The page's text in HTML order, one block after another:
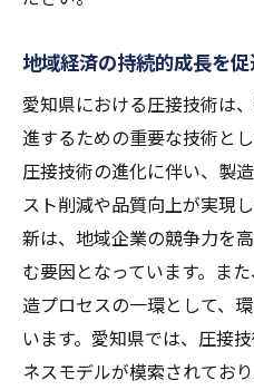
地域経済の持続的成長を
愛知県における圧接技術は
進するための重要な技術と
圧接技術の進化に伴い、製
スト削減や品質向上が実現
新は、地域企業の競争力を
む要因となっています。ま
造プロセスの一環として、
います。愛知県では、圧接
ネスモデルが模索されてお